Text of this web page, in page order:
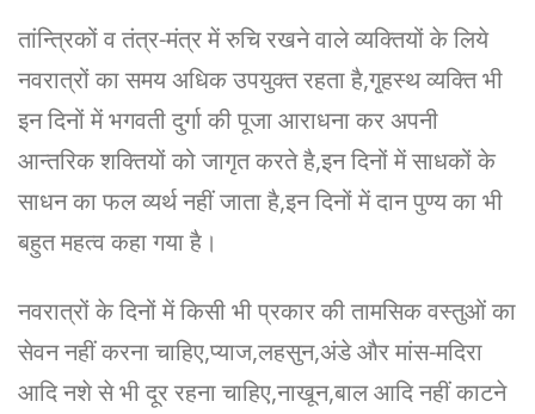
तांन्त्रिकों व तंत्र-मंत्र में रुचि रखने वाले व्यक्तियों के लिये
नवरात्रों का समय अधिक उपयुक्त रहता है,गृ्हस्थ व्यक्ति भी
इन दिनों में भगवती दुर्गा की पूजा आराधना कर अपनी
आन्तरिक शक्तियों को जागृत करते है,इन दिनों में साधकों के
साधन का फल व्यर्थ नहीं जाता है,इन दिनों में दान पुण्य का भी
बहुत महत्व कहा गया है।
नवरात्रों के दिनों में किसी भी प्रकार की तामसिक वस्तुओं का
सेवन नहीं करना चाहिए,प्याज,लहसुन,अंडे और मांस-मदिरा
आदि नशे से भी दूर रहना चाहिए,नाखून,बाल आदि नहीं काटने